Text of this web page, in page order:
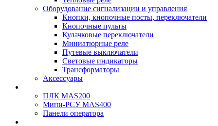
Оборудование сигнализации и управления
Кнопки, кнопочные посты, переключатели
Кнопочные пульты
Кулачковые переключатели
Миниатюрные реле
Путевые выключатели
Световые индикаторы
Трансформаторы
Аксессуары
ПЛК MAS200
Мини-РСУ MAS400
Панели оператора